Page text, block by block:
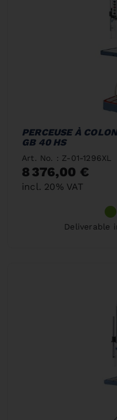
PERCEUSE À
GB 40 HS
Art. No. : Z-01-1296XL
8 376,00 €
incl. 20% VAT
Deliverable